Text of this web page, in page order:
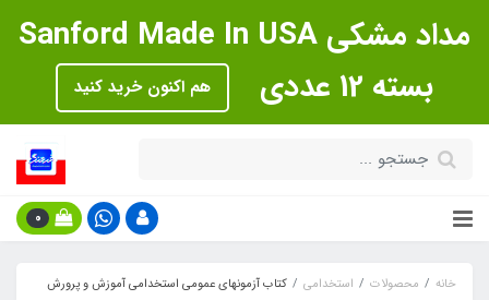
مداد مشکی Sanford Made In USA
بسته 12 عددی
هم اکنون خرید کنید
0
خانه محصولات استخدامی کتاب آزمونهای عمومی استخدامی آموزش و پرورش